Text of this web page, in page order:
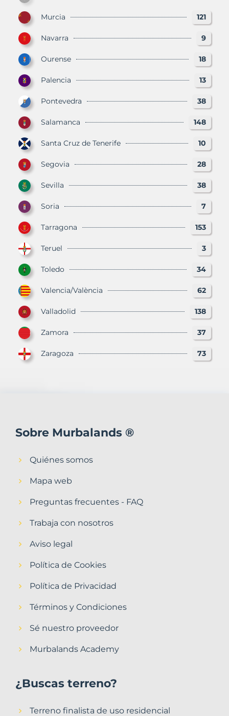
Murcia 121
Navarra 9
Ourense 18
Palencia 13
Pontevedra 38
Salamanca 148
Santa Cruz de Tenerife 10
Segovia 28
Sevilla 38
Soria 7
Tarragona 153
Teruel 3
Toledo 34
Valencia/València 62
Valladolid 138
Zamora 37
Zaragoza 73
Sobre Murbalands ®
Quiénes somos
Mapa web
Preguntas frecuentes - FAQ
Trabaja con nosotros
Aviso legal
Política de Cookies
Política de Privacidad
Términos y Condiciones
Sé nuestro proveedor
Murbalands Academy
¿Buscas terreno?
Terreno finalista de uso residencial